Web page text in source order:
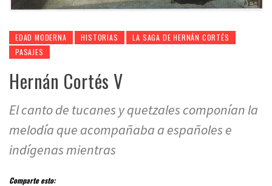
EDAD MODERNA HISTORIAS
LA SAGA DE HERNÁN CORTÉS
PASAJES
Hernán Cortés V
El canto de tucanes y quetzales componían la
melodía que acompañaba a españoles e
indígenas mientras
Comparte esto: